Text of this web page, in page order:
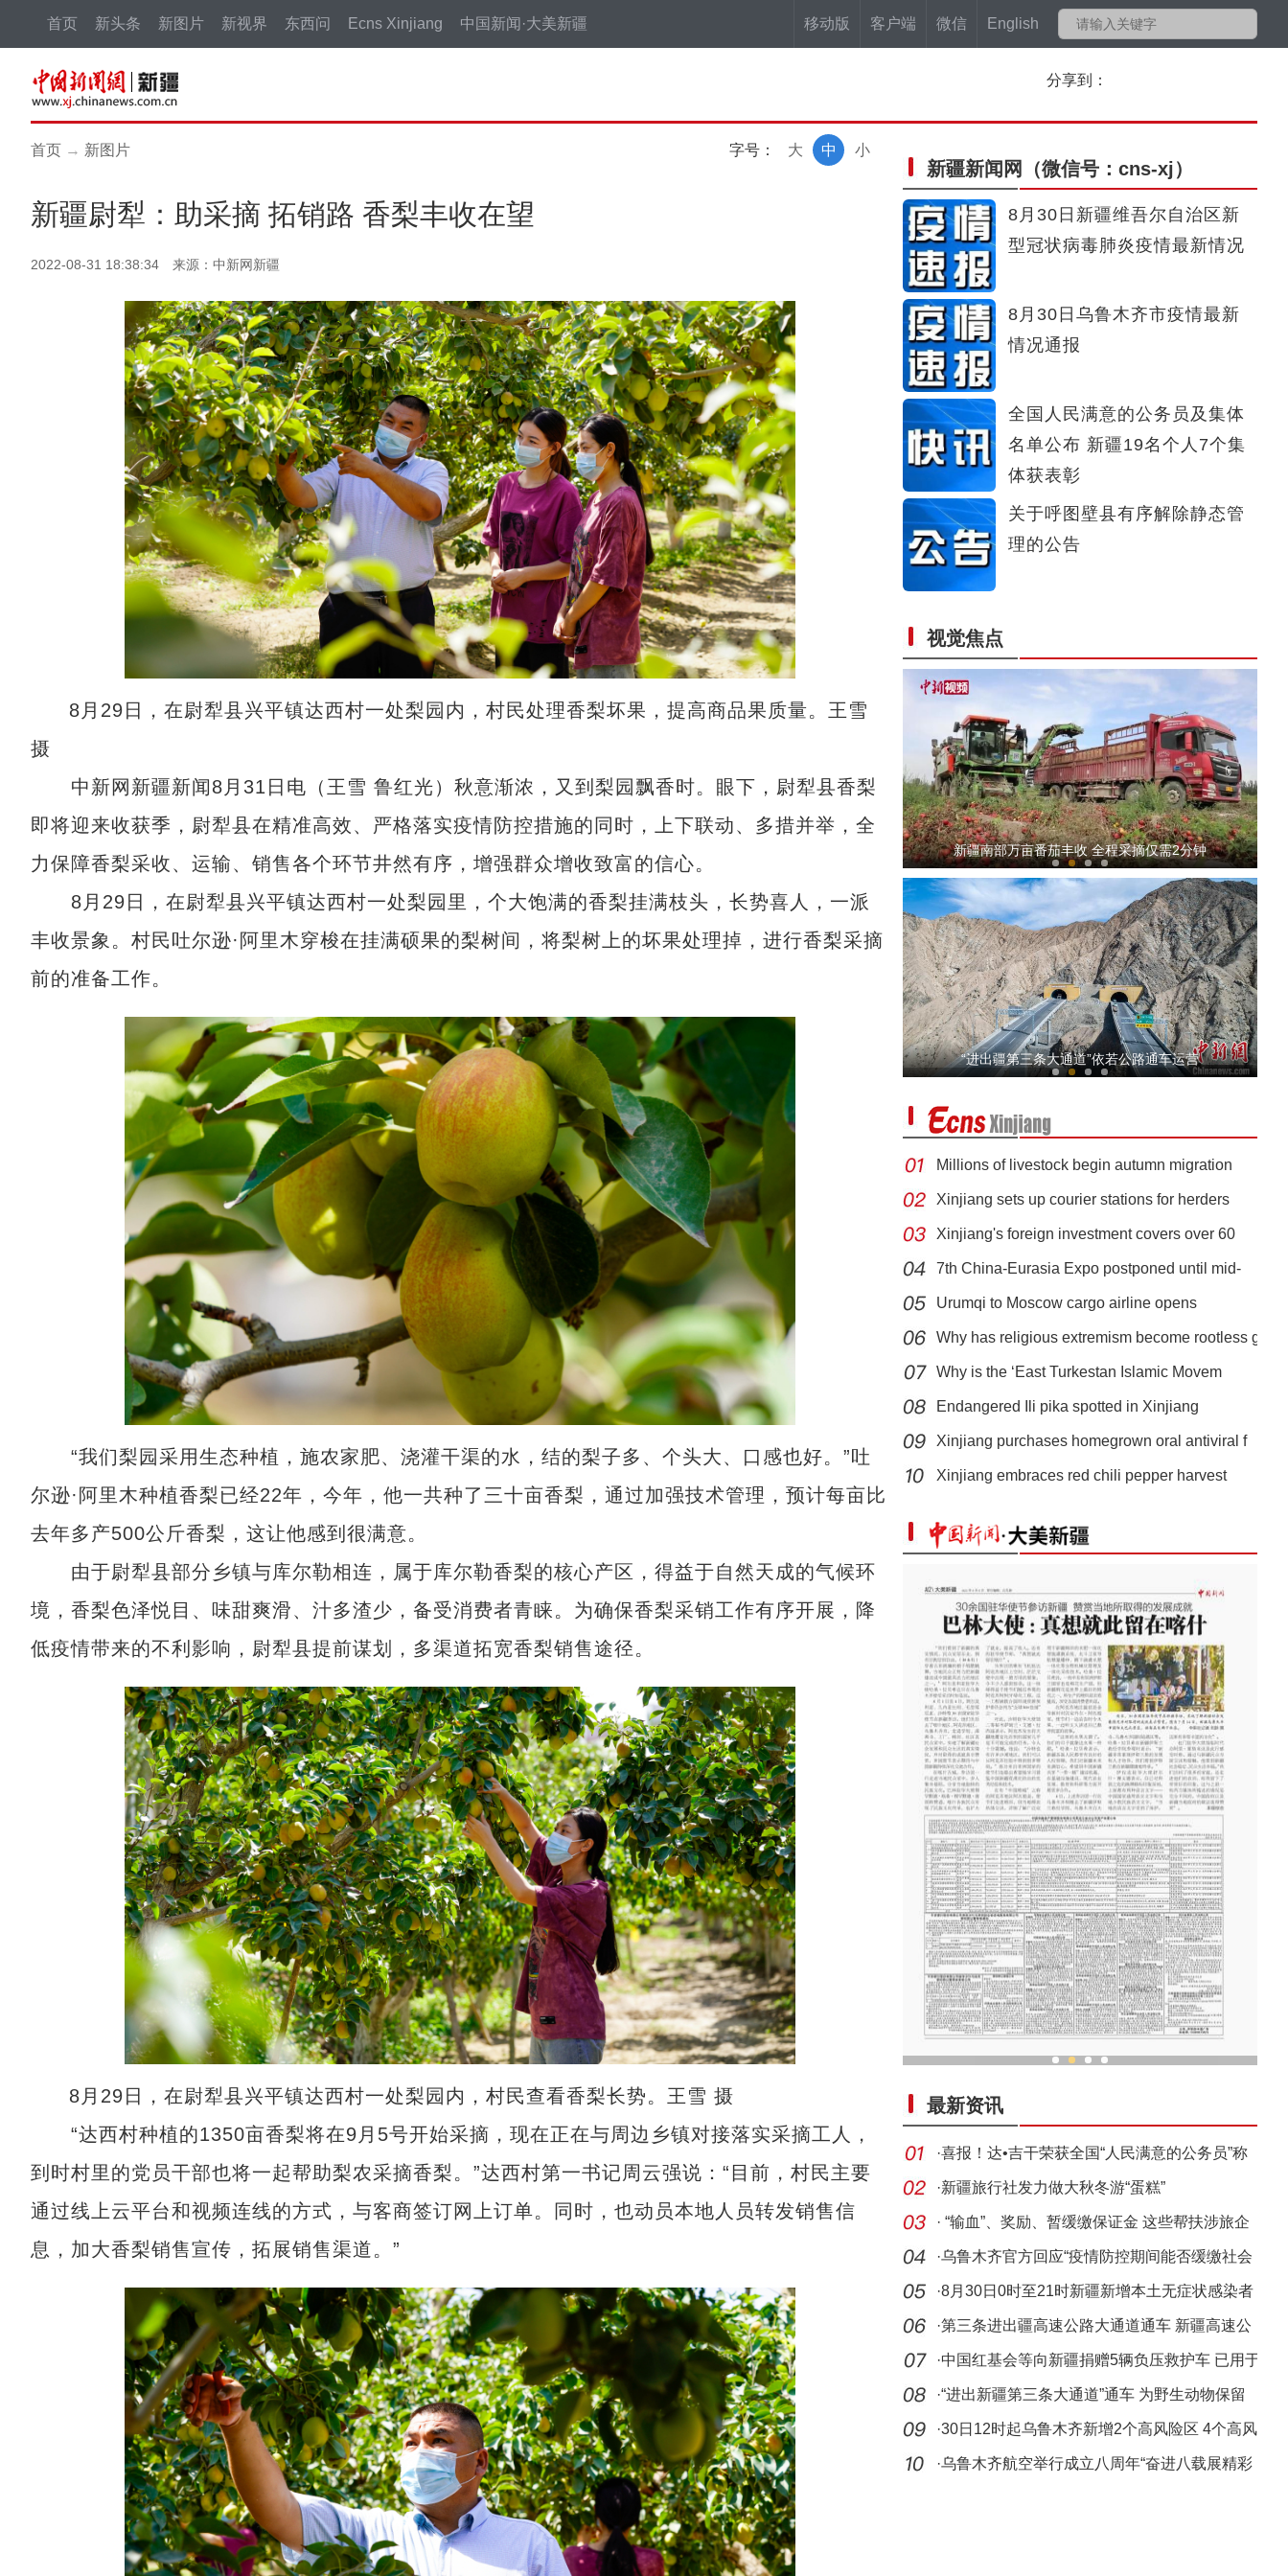
移动版 客户端 微信 English
首页 新头条 新图片 新视界 东西问 Ecns Xinjiang 中国新闻·大美新疆
分享到：
首页 → 新图片 字号： 小
中
大
新疆尉犁：助采摘 拓销路 香梨丰收在望
2022-08-31 18:38:34 来源：中新网新疆
8月29日，在尉犁县兴平镇达西村一处梨园内，村民处理香梨坏果，提高商品果质量。王雪
摄
中新网新疆新闻8月31日电（王雪 鲁红光）秋意渐浓，又到梨园飘香时。眼下，尉犁县香梨
即将迎来收获季，尉犁县在精准高效、严格落实疫情防控措施的同时，上下联动、多措并举，全
力保障香梨采收、运输、销售各个环节井然有序，增强群众增收致富的信心。
8月29日，在尉犁县兴平镇达西村一处梨园里，个大饱满的香梨挂满枝头，长势喜人，一派
丰收景象。村民吐尔逊·阿里木穿梭在挂满硕果的梨树间，将梨树上的坏果处理掉，进行香梨采摘
前的准备工作。
“我们梨园采用生态种植，施农家肥、浇灌干渠的水，结的梨子多、个头大、口感也好。”吐
尔逊·阿里木种植香梨已经22年，今年，他一共种了三十亩香梨，通过加强技术管理，预计每亩比
去年多产500公斤香梨，这让他感到很满意。
由于尉犁县部分乡镇与库尔勒相连，属于库尔勒香梨的核心产区，得益于自然天成的气候环
境，香梨色泽悦目、味甜爽滑、汁多渣少，备受消费者青睐。为确保香梨采销工作有序开展，降
低疫情带来的不利影响，尉犁县提前谋划，多渠道拓宽香梨销售途径。
8月29日，在尉犁县兴平镇达西村一处梨园内，村民查看香梨长势。王雪 摄
“达西村种植的1350亩香梨将在9月5号开始采摘，现在正在与周边乡镇对接落实采摘工人，
到时村里的党员干部也将一起帮助梨农采摘香梨。”达西村第一书记周云强说：“目前，村民主要
通过线上云平台和视频连线的方式，与客商签订网上订单。同时，也动员本地人员转发销售信
息，加大香梨销售宣传，拓展销售渠道。”
新疆新闻网 （微信号：cns-xj）
8月30日新疆维吾尔自治区新
型冠状病毒肺炎疫情最新情况
8月30日乌鲁木齐市疫情最新
情况通报
全国人民满意的公务员及集体
名单公布 新疆19名个人7个集
体获表彰
关于呼图壁县有序解除静态管
理的公告
视觉焦点
新疆抗疫题材微电影《一个人的婚礼》上线
新疆南部万亩番茄丰收 全程采摘仅需2分钟
彩虹映照新疆伊犁阔克苏河
来吧，朋友！《看新疆》
“进出疆第三条大通道”依若公路通车运营
Millions of livestock begin autumn migration
Xinjiang sets up courier stations for herders
Xinjiang's foreign investment covers over 60
7th China-Eurasia Expo postponed until mid-
Urumqi to Moscow cargo airline opens
Why has religious extremism become rootless g
Why is the ‘East Turkestan Islamic Movem
Endangered Ili pika spotted in Xinjiang
Xinjiang purchases homegrown oral antiviral f
Xinjiang embraces red chili pepper harvest
新疆：民族团结之花开遍天山南北
最新资讯
·喜报！达•吉干荣获全国“人民满意的公务员”称
号
·新疆旅行社发力做大秋冬游“蛋糕”
· “输血”、奖励、暂缓缴保证金 这些帮扶涉旅企
业
·乌鲁木齐官方回应“疫情防控期间能否缓缴社会
保险
·8月30日0时至21时新疆新增本土无症状感染者
23例
·第三条进出疆高速公路大通道通车 新疆高速公
路里程
·中国红基会等向新疆捐赠5辆负压救护车 已用于
救治
·“进出新疆第三条大通道”通车 为野生动物保留
迁徙
·30日12时起乌鲁木齐新增2个高风险区 4个高风
险区调
·乌鲁木齐航空举行成立八周年“奋进八载展精彩